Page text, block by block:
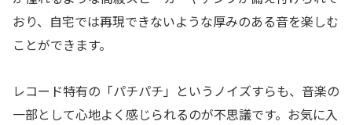
おり、自宅では再現できないような厚みのある音を楽しむ
ことができます。
レコード特有の「パチパチ」というノイズすらも、音楽の
一部として心地よく感じられるのが不思議です。お気に入